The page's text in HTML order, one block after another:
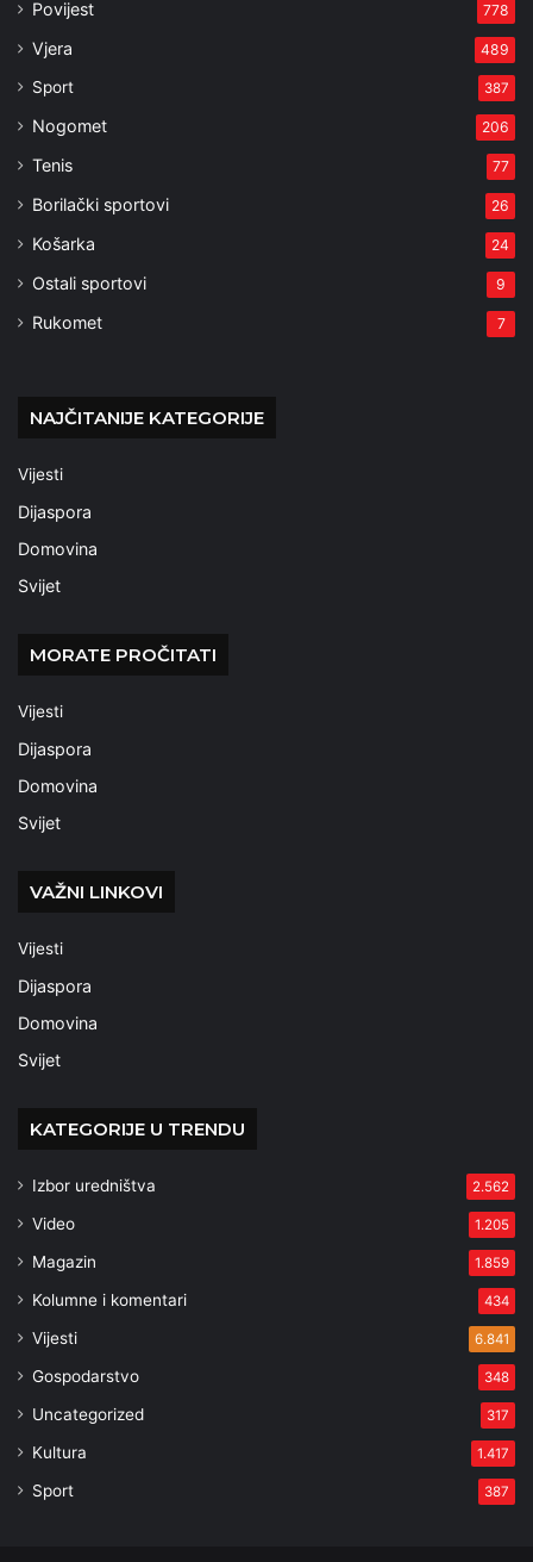
Povijest 778
Vjera 489
Sport 387
Nogomet 206
Tenis 77
Borilački sportovi 26
Košarka 24
Ostali sportovi 9
Rukomet 7
NAJČITANIJE KATEGORIJE
Vijesti
Dijaspora
Domovina
Svijet
MORATE PROČITATI
Vijesti
Dijaspora
Domovina
Svijet
VAŽNI LINKOVI
Vijesti
Dijaspora
Domovina
Svijet
KATEGORIJE U TRENDU
Izbor uredništva 2.562
Video 1.205
Magazin 1.859
Kolumne i komentari 434
Vijesti 6.841
Gospodarstvo 348
Uncategorized 317
Kultura 1.417
Sport 387